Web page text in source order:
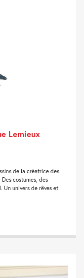
Lemieux
de la créatrice des
costumes, des
Un univers de rêves et